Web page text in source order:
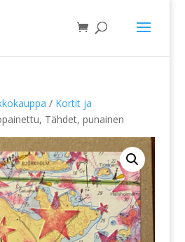
/ Kortit ja
Tähdet, punainen